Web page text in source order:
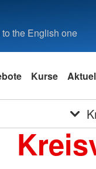
the English one
Kurse